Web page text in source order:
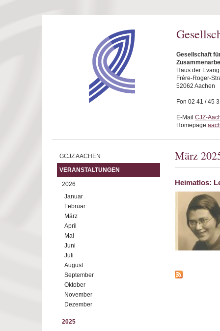
Gesellschaft
Haus der
Frére-Roger-
52062 Aachen
Fon 02 41 / 45
E-Mail CJZ-
Homepage
GCJZ AACHEN
VERANSTALTUNGEN
2026
Januar
Februar
März
April
Mai
Juni
Juli
August
September
Oktober
November
Dezember
2025
März
Heimatlos: